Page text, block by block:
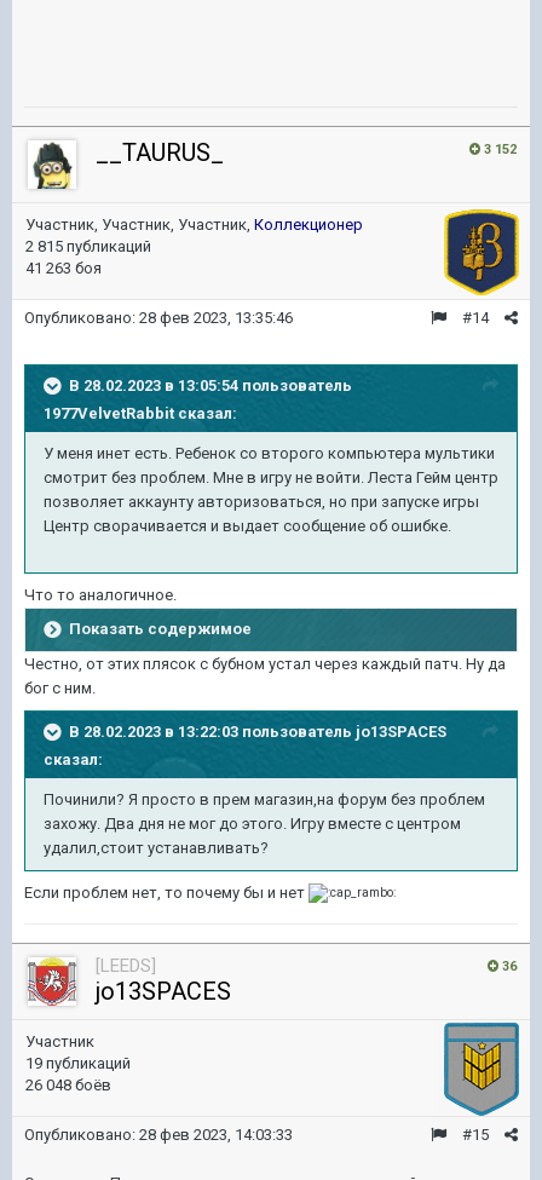
3 152
__TAURUS_
Участник, Участник, Участник, Коллекционер
2 815 публикаций
41 263 боя
#14
Опубликовано: 28 фев 2023, 13:35:46
В 28.02.2023 в 13:05:54 пользователь
1977VelvetRabbitсказал:
У меня инет есть. Ребенок со второго компьютера мультики
смотрит без проблем. Мне в игру не войти. Леста Гейм центр
позволяет аккаунту авторизоваться, но при запуске игры
Центр сворачивается и выдает сообщение об ошибке.
Что то аналогичное.
Показать содержимое
Честно, от этих плясок с бубном устал через каждый патч. Ну да
бог с ним.
В 28.02.2023 в 13:22:03 пользователь jo13SPACES
сказал:
Починили? Я просто в прем магазин,на форум без проблем
захожу. Два дня не мог до этого. Игру вместе с центром
удалил,стоит устанавливать?
Если проблем нет, то почему бы и нет
36
[LEEDS]
jo13SPACES
Участник
19 публикаций
26 048 боёв
#15
Опубликовано: 28 фев 2023, 14:03:33